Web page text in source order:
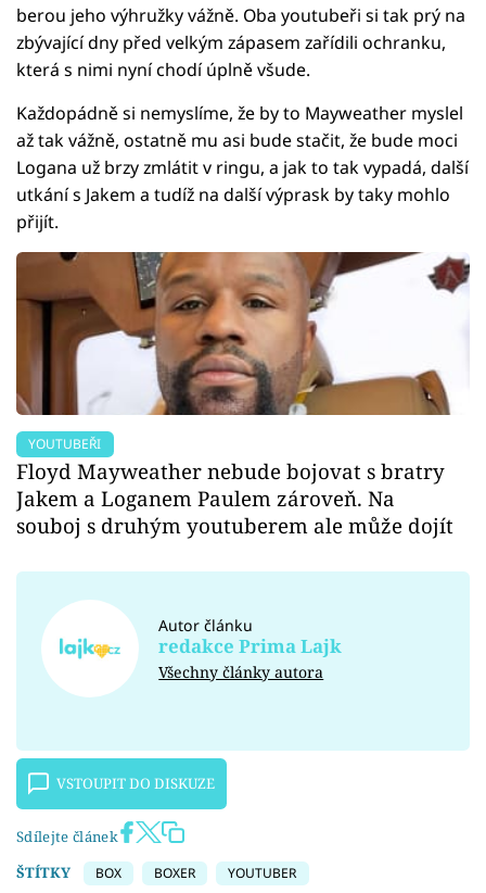
berou jeho výhružky vážně. Oba youtubeři si tak prý na
zbývající dny před velkým zápasem zařídili ochranku,
která s nimi nyní chodí úplně všude.
Každopádně si nemyslíme, že by to Mayweather myslel
až tak vážně, ostatně mu asi bude stačit, že bude moci
Logana už brzy zmlátit v ringu, a jak to tak vypadá, další
utkání s Jakem a tudíž na další výprask by taky mohlo
přijít.
YOUTUBEŘI
Floyd Mayweather nebude bojovat s bratry
Jakem a Loganem Paulem zároveň. Na
souboj s druhým youtuberem ale může dojít
Autor článku
redakce Prima Lajk
Všechny články autora
VSTOUPIT DO DISKUZE
Sdílejte článek
ŠTÍTKY
BOX BOXER YOUTUBER